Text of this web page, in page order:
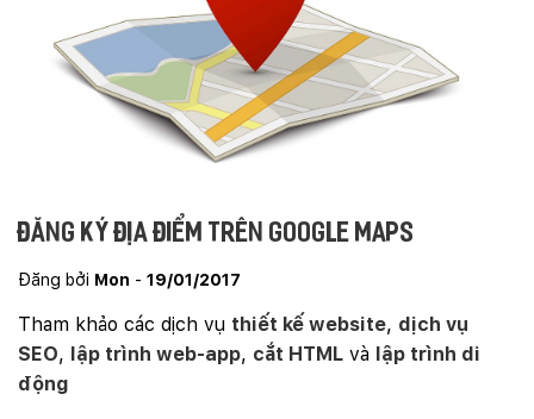
Đăng ký địa điểm trên Google Maps
Đăng bởi Mon - 19/01/2017
Tham khảo các dịch vụ thiết kế website, dịch vụ
SEO, lập trình web-app, cắt HTML và lập trình di
động